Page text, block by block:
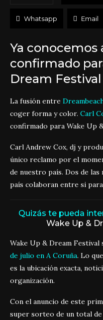
Whatsapp Email
Ya conocemos
confirmado
Dream
La fusión entre
coger forma y color. Carl
confirmado para Wake Up
Carl Andrew Cox, dj y
único reclamo por el
de nuestro país. Dos de
país colaboran entre si
Quizás te pueda
Wake Up &
Wake Up & Dream Festival
de julio en A Coruña. Lo
es la ubicación exacta,
organización.
Con el anuncio de este
super sorteo de un total